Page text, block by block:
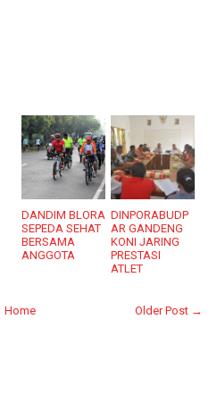
DANDIM BLORA
SEPEDA SEHAT
BERSAMA
ANGGOTA
DINPORABUDP
AR GANDENG
KONI JARING
PRESTASI
ATLET
Older Post →
Home